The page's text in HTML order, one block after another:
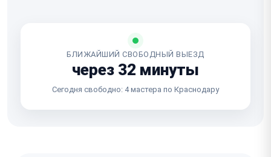
БЛИЖАЙШИЙ СВОБОДНЫЙ ВЫЕЗД
через 32 минуты
Сегодня свободно: 4 мастера по Краснодару